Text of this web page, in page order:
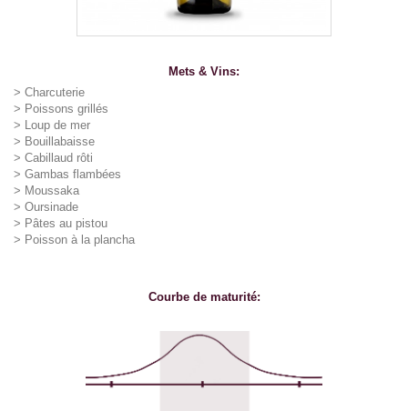
Mets & Vins:
> Charcuterie
> Poissons grillés
>
Loup de mer
> Bouillabaisse
> Cabillaud rôti
> Gambas flambées
> Moussaka
> Oursinade
> Pâtes au pistou
> Poisson à la plancha
Courbe de maturité: